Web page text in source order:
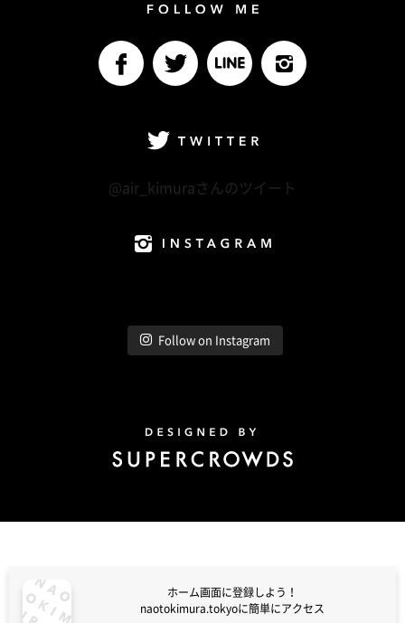
@air_kimuraさんのツイート
Follow on Instagram
ホーム画面に登録しよう！
naotokimura.tokyoに簡単にアクセス